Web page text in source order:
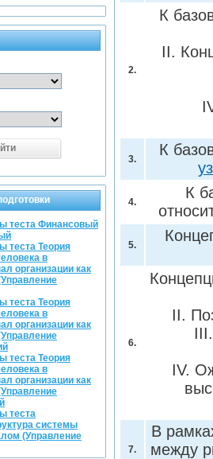
2.
К
II.
3.
К
4.
К
5.
6.
II.
IV.
7.
В
между
теста Финансовый
теста Теория
в
организации как
теста Теория
в
организации как
теста Теория
в
организации как
теста
системы
(Управление